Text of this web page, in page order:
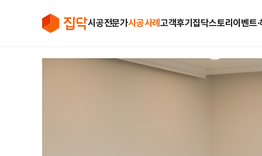
시공전문가시공사례고객후기집닥스토리 이벤트